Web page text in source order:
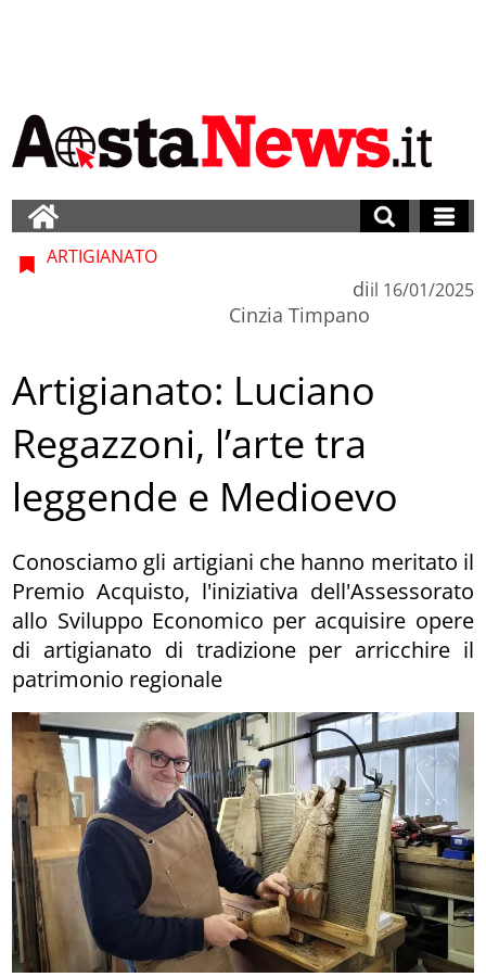
ARTIGIANATO
di
Cinzia Timpano
il 16/01/2025
Artigianato: Luciano
Regazzoni, l’arte tra
leggende e Medioevo
Conosciamo gli artigiani che hanno meritato il
Premio Acquisto, l'iniziativa dell'Assessorato
allo Sviluppo Economico per acquisire opere
di artigianato di tradizione per arricchire il
patrimonio regionale